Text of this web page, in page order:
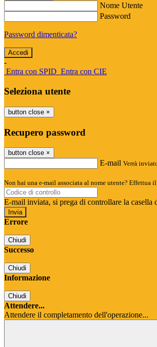
Nome Utente
Password
Password dimenticata?
-
Entra con SPID Entra con CIE
Seleziona utente
button close ×
Recupero password
button close ×
E-mail Verrà
Non hai una e-mail associata al nome utente? Effettua
E-mail inviata, si prega di controllare la casella
Errore
Chiudi
Successo
Chiudi
Informazione
Chiudi
Attendere...
Attendere il completamento dell'operazione...